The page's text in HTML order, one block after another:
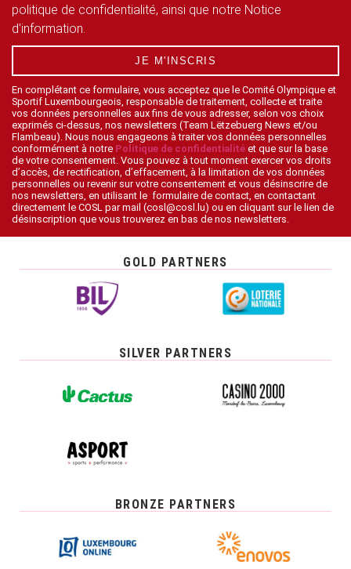
politique de confidentialité, ainsi que notre Notice
d'information.
JE M'INSCRIS
En complétant ce formulaire, vous acceptez que le Comité Olympique et
Sportif Luxembourgeois, responsable de traitement, collecte et traite
vos données personnelles aux fins de vous adresser, selon vos choix
exprimés ci-dessus, nos newsletters (Team Lëtzebuerg News et/ou
Flambeau). Nous nous engageons à traiter vos données personnelles
conformément à notre Politique de confidentialité et que sur la base
de votre consentement. Vous pouvez à tout moment exercer vos droits
d’accès, de rectification, d’effacement, à la limitation de vos données
personnelles ou revenir sur votre consentement et vous désinscrire de
nos newsletters, en utilisant le formulaire de contact, en contactant
directement le COSL par mail (cosl@cosl.lu) ou en cliquant sur le lien de
désinscription que vous trouverez en bas de nos newsletters.
GOLD PARTNERS
SILVER PARTNERS
BRONZE PARTNERS